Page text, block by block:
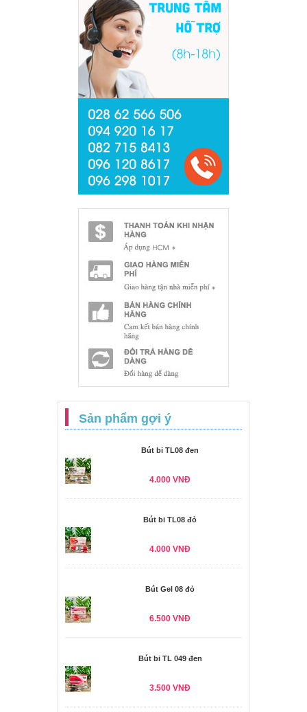
Sản phẩm gợi ý
Bút bi TL08 đen
4.000 VNĐ
Bút bi TL08 đỏ
4.000 VNĐ
Bút Gel 08 đỏ
6.500 VNĐ
Bút bi TL 049 đen
3.500 VNĐ